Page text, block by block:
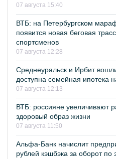
07 августа 15:40
ВТБ: на Петербургском
появится новая беговая
спортсменов
07 августа 12:28
Среднеуральск и Ирбит
доступна семейная ипотека
07 августа 12:13
ВТБ: россияне увеличивают
здоровый образ жизни
07 августа 11:50
Альфа-Банк начислит
рублей кэшбэка за оборот по